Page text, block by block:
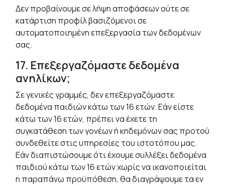
Δεν προβαίνουμε σε λήψη αποφάσεων ούτε σε
κατάρτιση προφίλ βασιζόμενοι σε
αυτοματοποιημένη επεξεργασία των δεδομένων
σας.
17. Επεξεργαζόμαστε δεδομένα
ανηλίκων;
Σε γενικές γραμμές, δεν επεξεργαζόμαστε
δεδομένα παιδιών κάτω των 16 ετών. Εάν είστε
κάτω των 16 ετών, πρέπει να έχετε τη
συγκατάθεση των γονέων ή κηδεμόνων σας προτού
συνδεθείτε στις υπηρεσίες του ιστοτόπου μας.
Εάν διαπιστώσουμε ότι έχουμε συλλέξει δεδομένα
παιδιού κάτω των 16 ετών χωρίς να ικανοποιείται
η παραπάνω προϋπόθεση, θα διαγράψουμε τα εν